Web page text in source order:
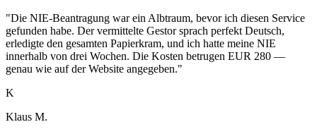
"Die NIE-Beantragung war ein Albtraum, bevor ich diesen Service
gefunden habe. Der vermittelte Gestor sprach perfekt Deutsch,
erledigte den gesamten Papierkram, und ich hatte meine NIE
innerhalb von drei Wochen. Die Kosten betrugen EUR 280 —
genau wie auf der Website angegeben."
K
Klaus M.